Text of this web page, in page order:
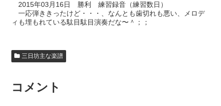
2015年03月16日 勝利 練習録音（練習数日）
一応弾ききったけど・・・、なんとも歯切れも悪い、メロデ
ィも埋もれている駄目駄目演奏だな〜＾；；
三日坊主な楽譜
コメント